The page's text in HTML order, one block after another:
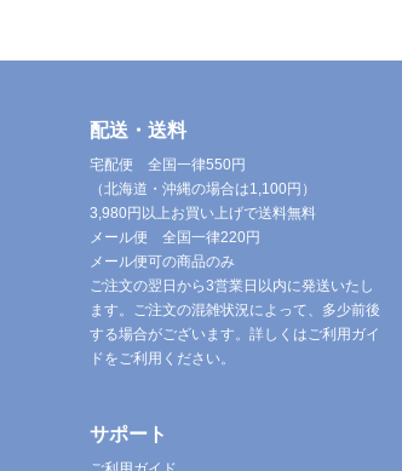
配送・送料
宅配便 全国一律550円
（北海道・沖縄の場合は1,100円）
3,980円以上お買い上げで送料無料
メール便 全国一律220円
メール便可の商品のみ
ご注文の翌日から3営業日以内に発送いたし
ます。ご注文の混雑状況によって、多少前後
する場合がございます。詳しくはご利用ガイ
ドをご利用ください。
サポート